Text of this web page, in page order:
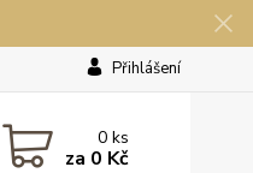
Přihlášení
0ks
za 0 Kč